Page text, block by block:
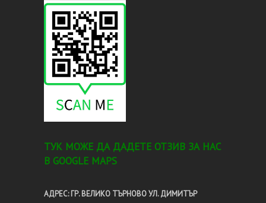
TУК МОЖЕ ДА ДАДЕТЕ ОТЗИВ ЗА НАС
В GOOGLE MAPS
АДРЕС: ГР. ВЕЛИКО ТЪРНОВО УЛ. ДИМИТЪР